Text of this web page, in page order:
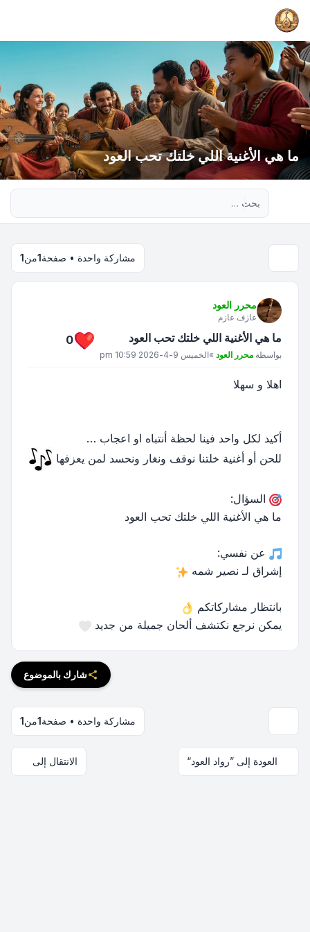
ما هي الأغنية اللي خلتك تحب العود
مشاركة واحدة • صفحة1من1
محرر العود
عازف عازم
ما هي الأغنية اللي خلتك تحب العود
مشاركة
بواسطة محرر العود »الخميس 9-4-2026 10:59 pm
0
اهلا و سهلا
أكيد لكل واحد فينا لحظة أنتباه او اعجاب …
للحن أو أغنية خلتنا نوقف ونغار ونحسد لمن يعزفها
السؤال:
ما هي الأغنية اللي خلتك تحب العود
عن نفسي:
إشراق لـ نصير شمه
بانتظار مشاركاتكم
يمكن نرجع نكتشف ألحان جميلة من جديد
شارك بالموضوع
مشاركة واحدة • صفحة1من1
العودة إلى ”رواد العود“ الانتقال إلى